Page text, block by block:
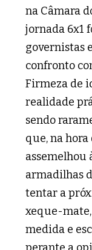
na Câmara
jornada 6x1
governistas
confronto
Firmeza de
realidade
sendo
que, na hora
assemelhou
armadilhas
tentar a
xeque-mate,
medida e